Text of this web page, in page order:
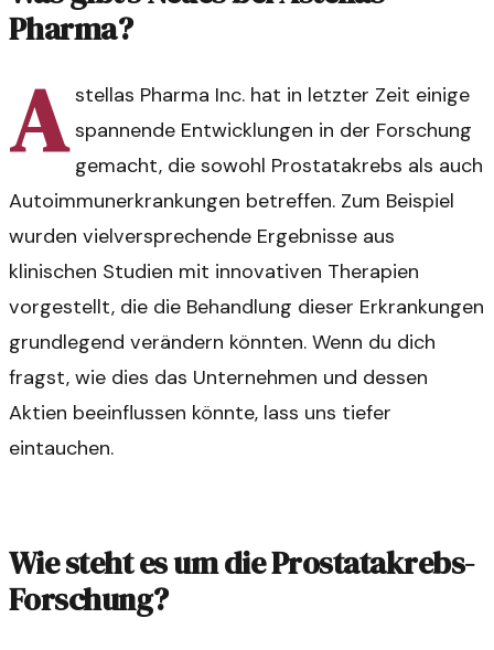
Pharma?
A stellas Pharma Inc. hat in letzter Zeit einige
spannende Entwicklungen in der Forschung
gemacht, die sowohl Prostatakrebs als auch
Autoimmunerkrankungen betreffen. Zum Beispiel
wurden vielversprechende Ergebnisse aus
klinischen Studien mit innovativen Therapien
vorgestellt, die die Behandlung dieser Erkrankungen
grundlegend verändern könnten. Wenn du dich
fragst, wie dies das Unternehmen und dessen
Aktien beeinflussen könnte, lass uns tiefer
eintauchen.
Wie steht es um die Prostatakrebs-
Forschung?